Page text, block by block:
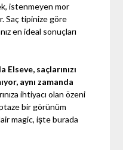
istenmeyen mor
Saç tipinize göre
en ideal sonuçları
Elseve, saçlarınızı
aynı zamanda
ihtiyacı olan özeni
bir görünüm
magic, işte burada